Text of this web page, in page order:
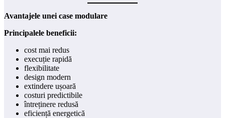
Avantajele unei case modulare
Principalele beneficii:
cost mai redus
execuție rapidă
flexibilitate
design modern
extindere ușoară
costuri predictibile
întreținere redusă
eficiență energetică